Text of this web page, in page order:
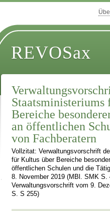
REVOSax
Staatsministeriums
Bereiche
an öffentlichen
von Fachberatern
Vollzitat: Verwaltungsvorschrift
für Kultus über Bereiche
öffentlichen Schulen und die
8. November 2019 (MBl. SMK
Verwaltungsvorschrift vom 9.
S. S 255)